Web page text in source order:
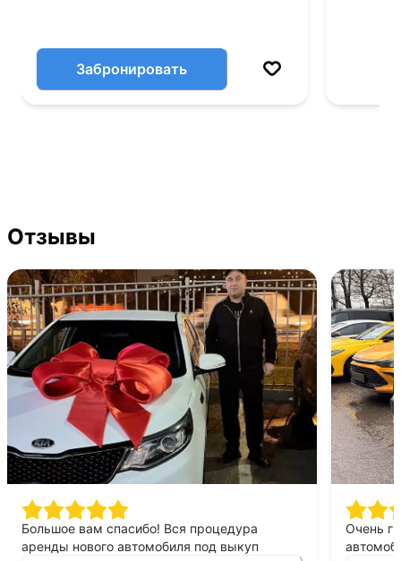
Забронировать
Отзывы
Большое вам спасибо! Вся процедура
аренды нового автомобиля под выкуп
Очень